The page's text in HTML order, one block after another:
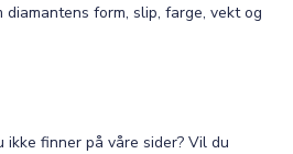
form, slip, farge, vekt og
finner på våre sider? Vil du